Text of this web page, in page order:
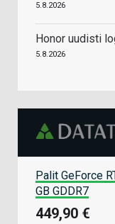
5.8.2026
Honor uudisti
5.8.2026
Palit GeForce
GB GDDR7
449,90 €